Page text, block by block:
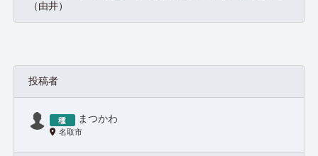
（由井）
投稿者
まつかわ
名取市